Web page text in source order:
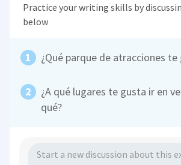
Practice your writing skills by
below
¿Qué parque de atracciones
¿A qué lugares te gusta ir en
qué?